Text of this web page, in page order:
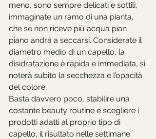
meno, sono sempre delicati e sottili,
immaginate un ramo di una pianta,
che se non riceve più acqua pian
piano andrà a seccarsi. Considerate il
diametro medio di un capello, la
disidratazione è rapida e immediata, si
noterà subito la secchezza e l’opacità
del colore.
Basta davvero poco, stabilire una
costante beauty routine e scegliere i
prodotti adatti al proprio tipo di
capello, il risultato nelle settimane